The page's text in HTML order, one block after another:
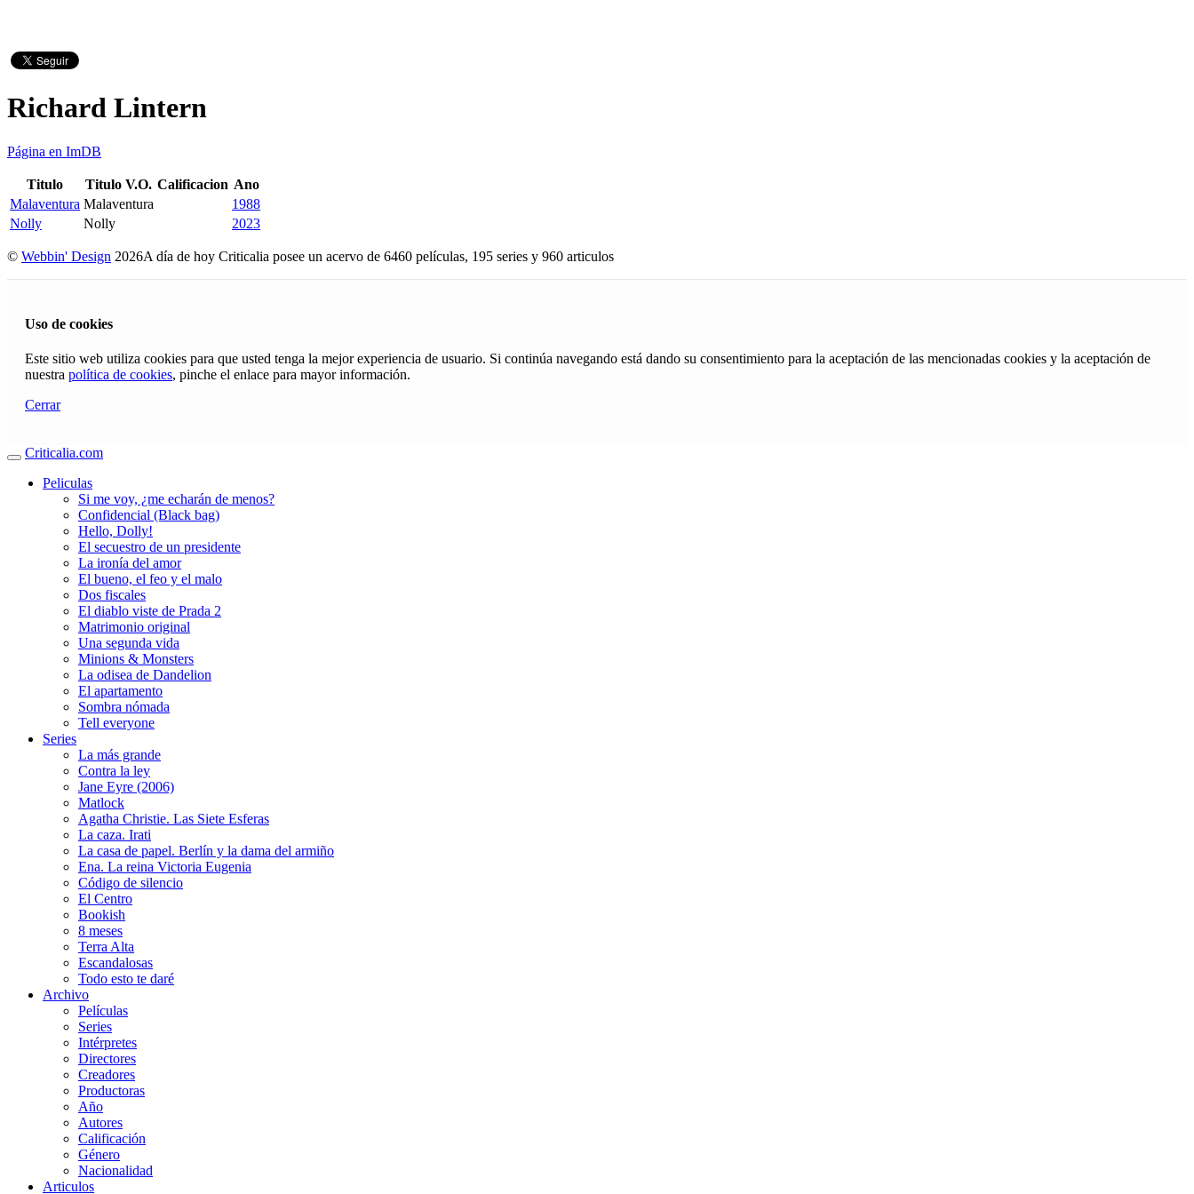
Richard Lintern
Página en ImDB
Titulo Titulo V.O. Calificacion Ano
Malaventura Malaventura
1988
Nolly
Nolly 2023
© Webbin' Design 2026A día de hoy Criticalia posee un acervo de 6460 películas, 195 series y 960 articulos
Uso de cookies
Este sitio web utiliza cookies para que usted tenga la mejor experiencia de usuario. Si continúa navegando está dando su consentimiento para la aceptación de las mencionadas cookies y la aceptación de
nuestra política de cookies, pinche el enlace para mayor información.
Cerrar
Criticalia.com
Peliculas
Si me voy, ¿me echarán de menos?
Confidencial (Black bag)
Hello, Dolly!
El secuestro de un presidente
La ironía del amor
El bueno, el feo y el malo
Dos fiscales
El diablo viste de Prada 2
Matrimonio original
Una segunda vida
Minions & Monsters
La odisea de Dandelion
El apartamento
Sombra nómada
Tell everyone
Series
La más grande
Contra la ley
Jane Eyre (2006)
Matlock
Agatha Christie. Las Siete Esferas
La caza. Irati
La casa de papel. Berlín y la dama del armiño
Ena. La reina Victoria Eugenia
Código de silencio
El Centro
Bookish
8 meses
Terra Alta
Escandalosas
Todo esto te daré
Archivo
Películas
Series
Intérpretes
Directores
Creadores
Productoras
Año
Autores
Calificación
Género
Nacionalidad
Articulos